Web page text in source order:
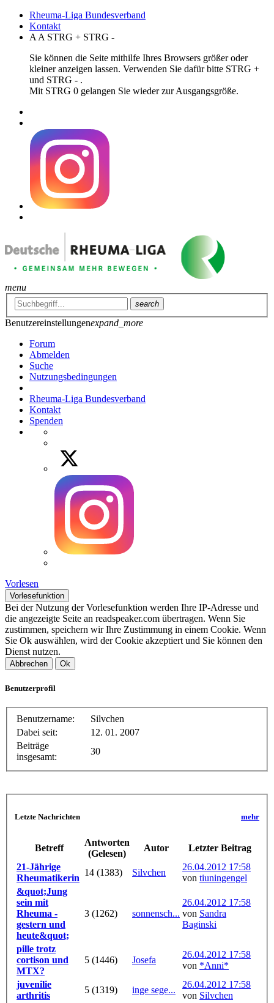
Rheuma-Liga Bundesverband
Kontakt
A A STRG + STRG -
Sie können die Seite mithilfe Ihres Browsers größer oder
kleiner anzeigen lassen. Verwenden Sie dafür bitte STRG +
und STRG - .
Mit STRG 0 gelangen Sie wieder zur Ausgangsgröße.
menu
search
Benutzereinstellungenexpand_more
Forum
Abmelden
Suche
Nutzungsbedingungen
Rheuma-Liga Bundesverband
Kontakt
Spenden
Vorlesen
Vorlesefunktion
Bei der Nutzung der Vorlesefunktion werden Ihre IP-Adresse und
die angezeigte Seite an readspeaker.com übertragen. Wenn Sie
zustimmen, speichern wir Ihre Zustimmung in einem Cookie. Wenn
Sie Ok auswählen, wird der Cookie akzeptiert und Sie können den
Dienst nutzen.
Abbrechen Ok
Benutzerprofil
Benutzername:
Silvchen
Dabei seit:
12. 01. 2007
Beiträge
insgesamt:
30
Letzte Nachrichten mehr
Betreff
Antworten
(Gelesen)
Autor
Letzter Beitrag
21-Jährige
Rheumatikerin
14 (1383) Silvchen
26.04.2012 17:58
von tiuningengel
&quot;Jung
sein mit
Rheuma -
gestern und
heute&quot;
3 (1262) sonnensch...
26.04.2012 17:58
von Sandra
Baginski
pille trotz
cortison und
MTX?
5 (1446) Josefa
26.04.2012 17:58
von *Anni*
juvenilie
arthritis
5 (1319) inge sege...
26.04.2012 17:58
von Silvchen